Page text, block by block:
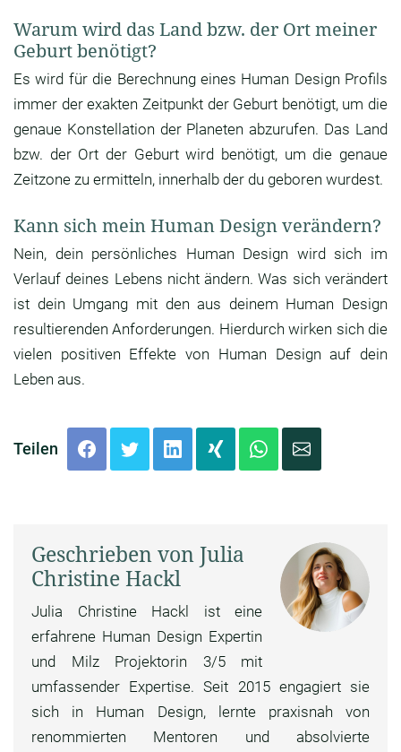
Warum wird das Land bzw. der Ort meiner
Geburt benötigt?
Es wird für die Berechnung eines Human Design Profils
immer der exakten Zeitpunkt der Geburt benötigt, um die
genaue Konstellation der Planeten abzurufen. Das Land
bzw. der Ort der Geburt wird benötigt, um die genaue
Zeitzone zu ermitteln, innerhalb der du geboren wurdest.
Kann sich mein Human Design verändern?
Nein, dein persönliches Human Design wird sich im
Verlauf deines Lebens nicht ändern. Was sich verändert
ist dein Umgang mit den aus deinem Human Design
resultierenden Anforderungen. Hierdurch wirken sich die
vielen positiven Effekte von Human Design auf dein
Leben aus.
Teilen
Geschrieben von Julia
Christine Hackl
Julia Christine Hackl ist eine
erfahrene Human Design Expertin
und Milz Projektorin 3/5 mit
umfassender Expertise. Seit 2015 engagiert sie
sich in Human Design, lernte praxisnah von
renommierten Mentoren und absolvierte